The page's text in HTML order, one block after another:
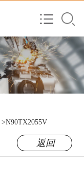
>N90TX2055V
返回